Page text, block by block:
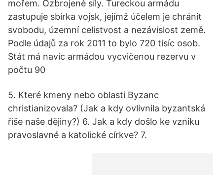
mořem. Ozbrojené síly. Tureckou armádu
zastupuje sbírka vojsk, jejímž účelem je chránit
svobodu, územní celistvost a nezávislost země.
Podle údajů za rok 2011 to bylo 720 tisíc osob.
Stát má navíc armádou vycvičenou rezervu v
počtu 90
5. Které kmeny nebo oblasti Byzanc
christianizovala? (Jak a kdy ovlivnila byzantská
říše naše dějiny?) 6. Jak a kdy došlo ke vzniku
pravoslavné a katolické církve? 7.